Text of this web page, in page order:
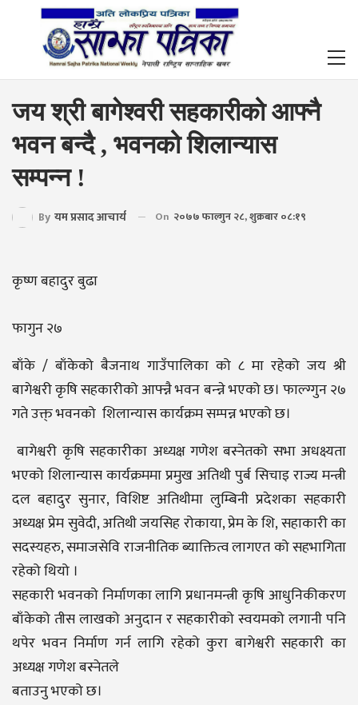
जय श्री बागेश्वरी सहकारीको आफ्नै
भवन बन्दै , भवनको शिलान्यास
सम्पन्न !
By यम प्रसाद आचार्य On २०७७ फाल्गुन २८, शुक्रबार ०८:१९
कृष्ण बहादुर बुढा
फागुन २७
बाँके / बाँकेको बैजनाथ गाउँपालिका को ८ मा रहेको जय श्री
बागेश्वरी कृषि सहकारीको आफ्न्नै भवन बन्न्ने भएको छ। फाल्ग्गुन २७
गते उक्त् भवनको शिलान्यास कार्यक्रम सम्पन्न भएको छ।
बागेश्वरी कृषि सहकारीका अध्यक्ष गणेश बस्नेतको सभा अधक्ष्यता
भएको शिलान्यास कार्यक्रममा प्रमुख अतिथी पुर्ब सिचाइ राज्य मन्त्री
दल बहादुर सुनार, विशिष्ट अतिथीमा लुम्बिनी प्रदेशका सहकारी
अध्यक्ष प्रेम सुवेदी, अतिथी जयसिह रोकाया, प्रेम के शि, सहाकारी का
सदस्यहरु, समाजसेवि राजनीतिक ब्याक्तित्व लागएत को सहभागिता
रहेको थियो ।
सहकारी भवनको निर्माणका लागि प्रधानमन्त्री कृषि आधुनिकीकरण
बाँकेको तीस लाखको अनुदान र सहकारीको स्वयमको लगानी पनि
थपेर भवन निर्माण गर्न लागि रहेको कुरा बागेश्वरी सहकारी का
अध्यक्ष गणेश बस्नेतले
बताउनु भएको छ।